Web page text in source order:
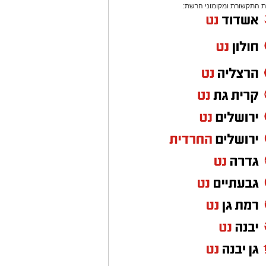
התקשורת ומקומוני הרשת: